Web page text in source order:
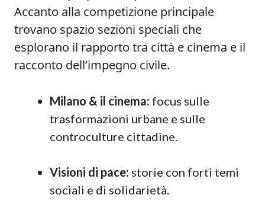
Accanto alla competizione principale
trovano spazio sezioni speciali che
esplorano il rapporto tra città e cinema e il
racconto dell’impegno civile.
Milano & il cinema: focus sulle
trasformazioni urbane e sulle
controculture cittadine.
Visioni di pace: storie con forti temi
sociali e di solidarietà.